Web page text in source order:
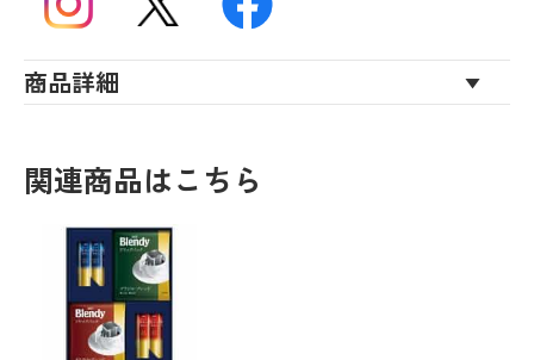
商品詳細
関連商品はこちら